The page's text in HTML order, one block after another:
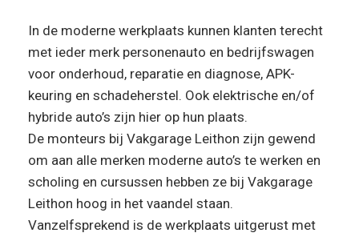
In de moderne werkplaats kunnen klanten terecht
met ieder merk personenauto en bedrijfswagen
voor onderhoud, reparatie en diagnose, APK-
keuring en schadeherstel. Ook elektrische en/of
hybride auto’s zijn hier op hun plaats.
De monteurs bij Vakgarage Leithon zijn gewend
om aan alle merken moderne auto’s te werken en
scholing en cursussen hebben ze bij Vakgarage
Leithon hoog in het vaandel staan.
Vanzelfsprekend is de werkplaats uitgerust met